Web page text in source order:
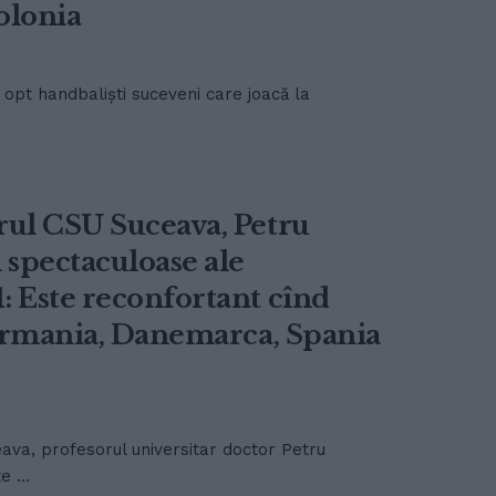
handbaliști suceveni care joacă la
CSU Suceava, Petru
ale
Este reconfortant cînd
Danemarca, Spania
profesorul universitar doctor Petru
...